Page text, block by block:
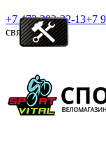
+7 473 292-32-13+7
связь